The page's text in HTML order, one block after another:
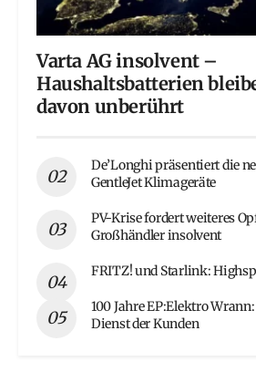
Varta AG insolvent –
Haushaltsbatterien
davon unberührt
De’Longhi präsentiert die
GentleJet Klimageräte
PV-Krise fordert weiteres
Großhändler insolvent
FRITZ! und Starlink:
100 Jahre EP:Elektro
Dienst der Kunden